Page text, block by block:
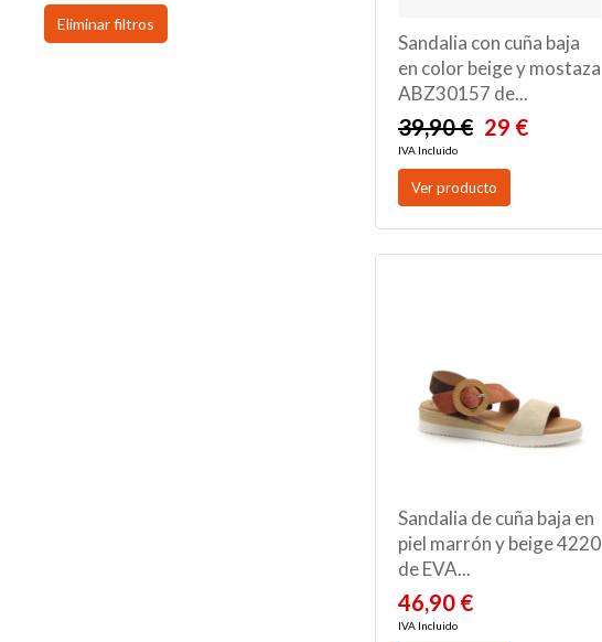
Eliminar filtros
Sandalia con cuña baja
en color beige y mostaza
ABZ30157 de...
39,90 € 29 €
IVA Incluido
Ver producto
Sandalia de cuña baja en
piel marrón y beige 4220
de EVA...
46,90 €
IVA Incluido